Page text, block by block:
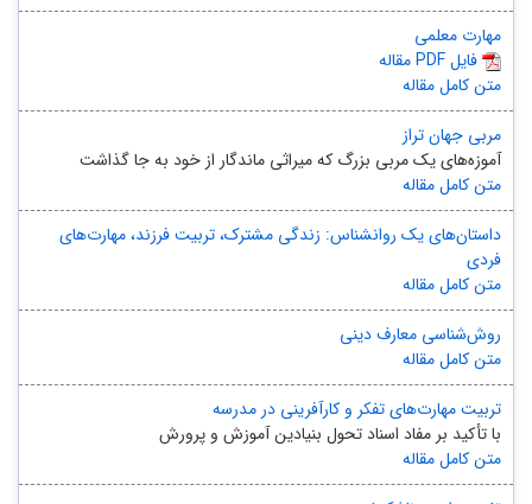
مهارت معلمی
مقاله PDF فایل
متن کامل مقاله
مربی جهان تراز
آموزه‌های یک مربی بزرگ که میراثی ماندگار از خود به جا گذاشت
متن کامل مقاله
داستان‌های یک روانشناس: زندگی مشترک، تربیت فرزند، مهارت‌های
فردی
متن کامل مقاله
روش‌شناسی معارف دینی
متن کامل مقاله
تربیت مهارت‌های تفکر و کارآفرینی در مدرسه
با تأکید بر مفاد اسناد تحول بنیادین آموزش و پرورش
متن کامل مقاله